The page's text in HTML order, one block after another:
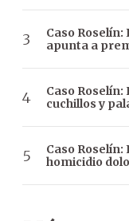
Caso
apunta a
Caso
cuchillos y
Caso
homicidio